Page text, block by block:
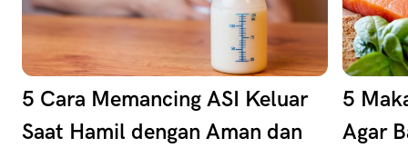
5 Cara Memancing ASI Keluar
Saat Hamil dengan Aman dan
5
Agar